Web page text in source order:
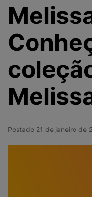
Postado 21 de janeiro de
MELISSA SLIDE
8º
VANS TÊNIS VANS
9º
NEW 530